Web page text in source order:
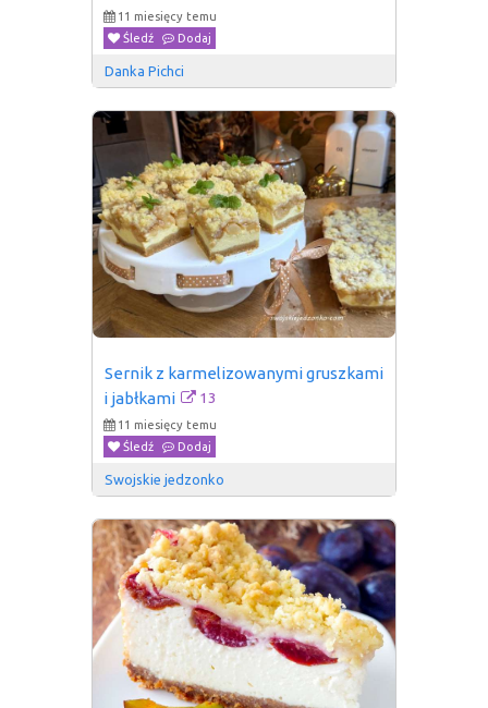
11 miesięcy temu
Śledź
Dodaj
Danka Pichci
Sernik z karmelizowanymi gruszkami
i jabłkami
13
11 miesięcy temu
Śledź
Dodaj
Swojskie jedzonko